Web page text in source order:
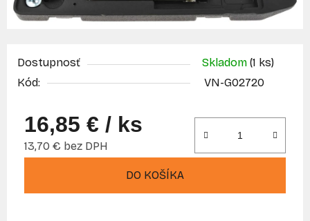
Dostupnosť Skladom (1 ks)
Kód:
VN-G02720
16,85 € / ks
13,70 € bez DPH
DO KOŠÍKA